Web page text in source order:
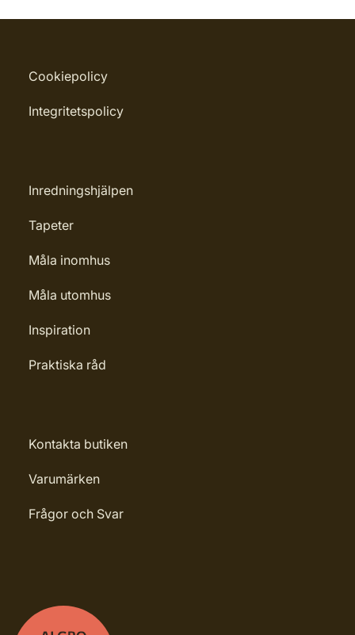
Cookiepolicy
Integritetspolicy
Inredningshjälpen
Tapeter
Måla inomhus
Måla utomhus
Inspiration
Praktiska råd
Kontakta butiken
Varumärken
Frågor och Svar